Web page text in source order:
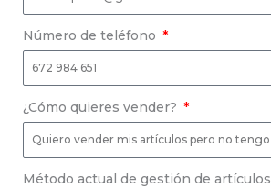
Número de teléfono
¿Cómo quieres vender?
Método actual de gestión de artículos